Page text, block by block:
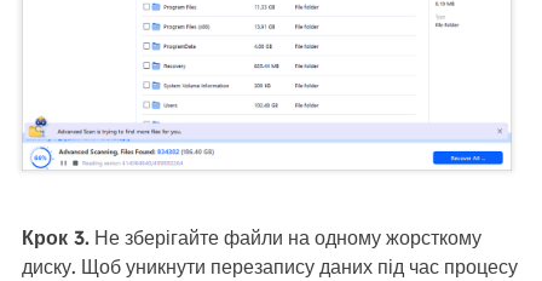
Крок 3.Не зберігайте файли на одному жорсткому
диску. Щоб уникнути перезапису даних під час процесу